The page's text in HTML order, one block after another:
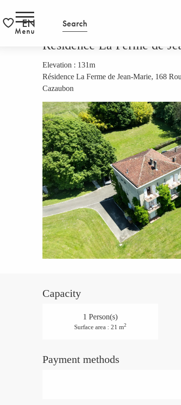
au
contenu
Search
EN
Menu
Résidence La Ferme de
Elevation : 131m
Résidence La Ferme de Jean-Marie, 168
Cazaubon
Capacity
1 Person(s)
Surface area : 21 m2
Payment methods